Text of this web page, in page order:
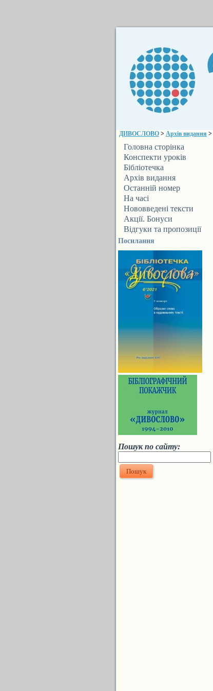
ДИВОСЛОВО > Архів видання >
Головна сторінка
Конспекти уроків
Бібліотечка
ДИВОСЛОВА
Архів видання
Останній номер
На часі
Нововведені тексти
Акції. Бонуси
Відгуки та пропозиції
Посилання
Пошук по сайту: